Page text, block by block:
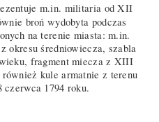
m.in. militaria od XII
broń wydobyta podczas
na terenie miasta: m.in.
średniowiecza, szabla
fragment miecza z XIII
kule armatnie z terenu
czerwca 1794 roku.